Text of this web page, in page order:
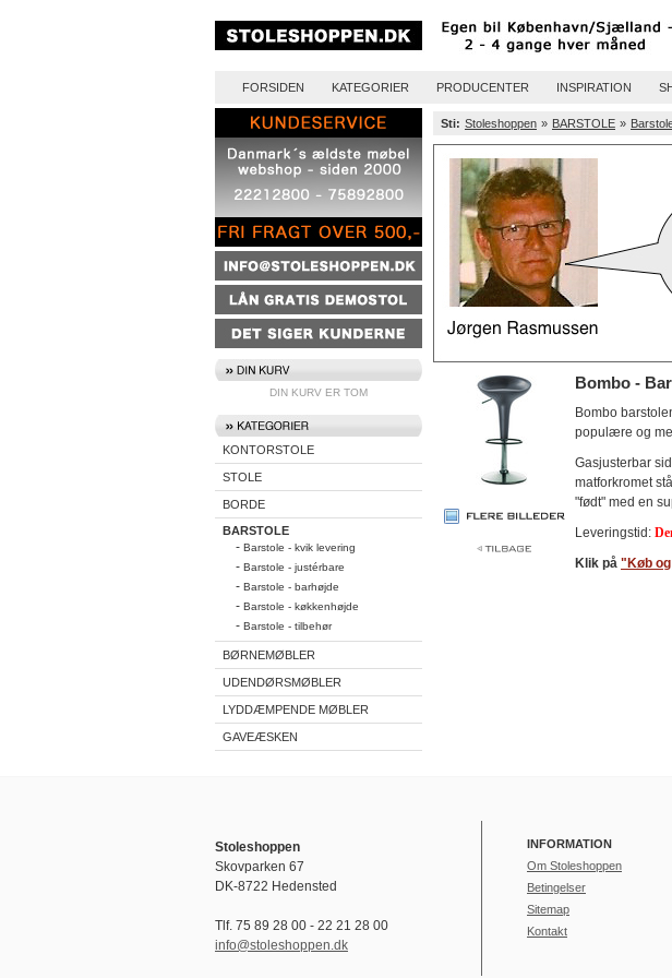
FORSIDEN KATEGORIER PRODUCENTER INSPIRATION
DIN KURV ER TOM
KONTORSTOLE
STOLE
BORDE
BARSTOLE
- Barstole - kvik levering
- Barstole - justérbare
- Barstole - barhøjde
- Barstole - køkkenhøjde
- Barstole - tilbehør
BØRNEMØBLER
UDENDØRSMØBLER
LYDDÆMPENDE MØBLER
GAVEÆSKEN
Sti: Stoleshoppen » BARSTOLE »
Bombo -
Bombo
populære og
Gasjusterbar
matforkromet
"født" med en
Leveringstid:
Klik på "Køb
Stoleshoppen
Skovparken 67
DK-8722 Hedensted
Tlf. 75 89 28 00 - 22 21 28 00
info@stoleshoppen.dk
INFORMATION
Om Stoleshoppen
Betingelser
Sitemap
Kontakt